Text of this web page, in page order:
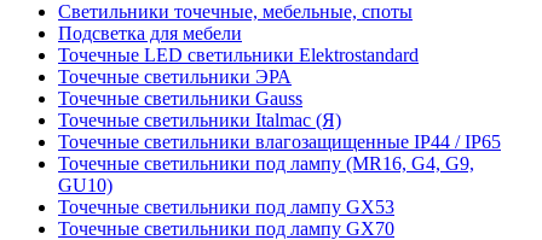
Светильники точечные, мебельные, споты
Подсветка для мебели
Точечные LED светильники Elektrostandard
Точечные светильники ЭРА
Точечные светильники Gauss
Точечные светильники Italmac (Я)
Точечные светильники влагозащищенные IP44 / IP65
Точечные светильники под лампу (MR16, G4, G9,
GU10)
Точечные светильники под лампу GX53
Точечные светильники под лампу GX70